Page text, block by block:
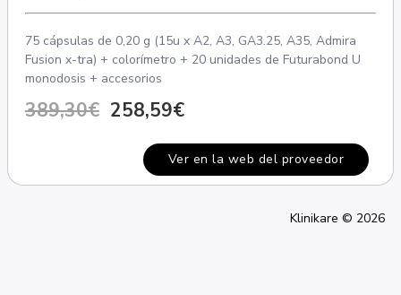
75 cápsulas de 0,20 g (15u x A2, A3, GA3.25, A35, Admira
Fusion x-tra) + colorímetro + 20 unidades de Futurabond U
monodosis + accesorios
389,30€ 258,59€
Ver en la web del proveedor
Klinikare © 2026